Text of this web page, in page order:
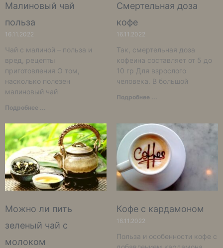
Малиновый чай
польза
16.11.2022
Чай с малиной – польза и
вред, рецепты
приготовления О том,
насколько полезен
малиновый чай
Подробнее ...
Смертельная доза
кофе
16.11.2022
Так, смертельная доза
кофеина составляет от 5 до
10 гр Для взрослого
человека. В большой
Подробнее ...
Можно ли пить
зеленый чай с
молоком
Кофе с кардамоном
16.11.2022
Польза и особенности кофе с